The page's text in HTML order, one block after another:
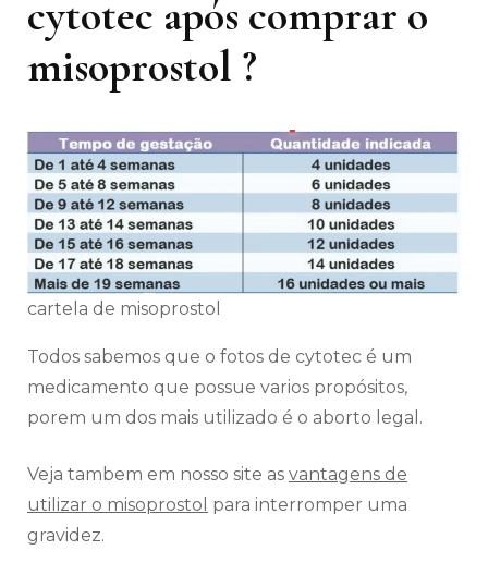
cytotec após comprar o
misoprostol ?
cartela de misoprostol
Todos sabemos que o fotos de cytotec é um
medicamento que possue varios propósitos,
porem um dos mais utilizado é o aborto legal.
Veja tambem em nosso site as vantagens de
utilizar o misoprostol para interromper uma
gravidez.